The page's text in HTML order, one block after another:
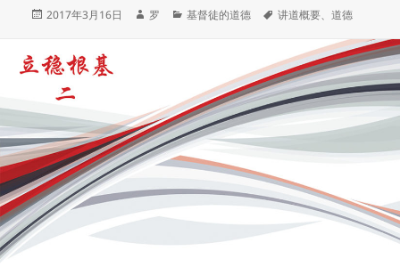
发
2017年3月16日
作
罗
分
基督徒的道德
标
讲道概要、道德